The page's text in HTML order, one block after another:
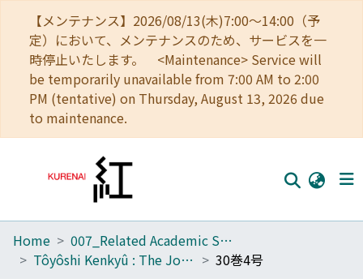
【メンテナンス】2026/08/13(木)7:00～14:00（予
定）において、メンテナンスのため、サービスを一
時停止いたします。 <Maintenance> Service will
be temporarily unavailable from 7:00 AM to 2:00
PM (tentative) on Thursday, August 13, 2026 due
to maintenance.
Home
Home
007_Related Academic Societies
Tôyôshi Kenkyû : The Journal of Oriental Researches
30巻4号